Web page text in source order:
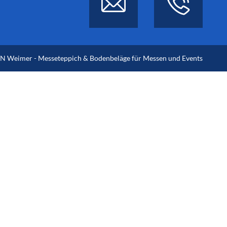
Weimer - Messeteppich & Bodenbeläge für Messen und Events